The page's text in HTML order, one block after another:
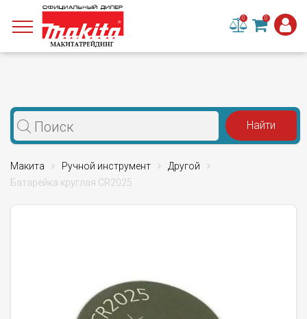
0 0
Макита Ручной инструмент
Другой
Батарейка круглая CR2025